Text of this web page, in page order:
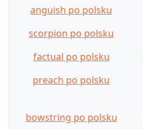
anguish po polsku
scorpion po polsku
factual po polsku
preach po polsku
bowstring po polsku